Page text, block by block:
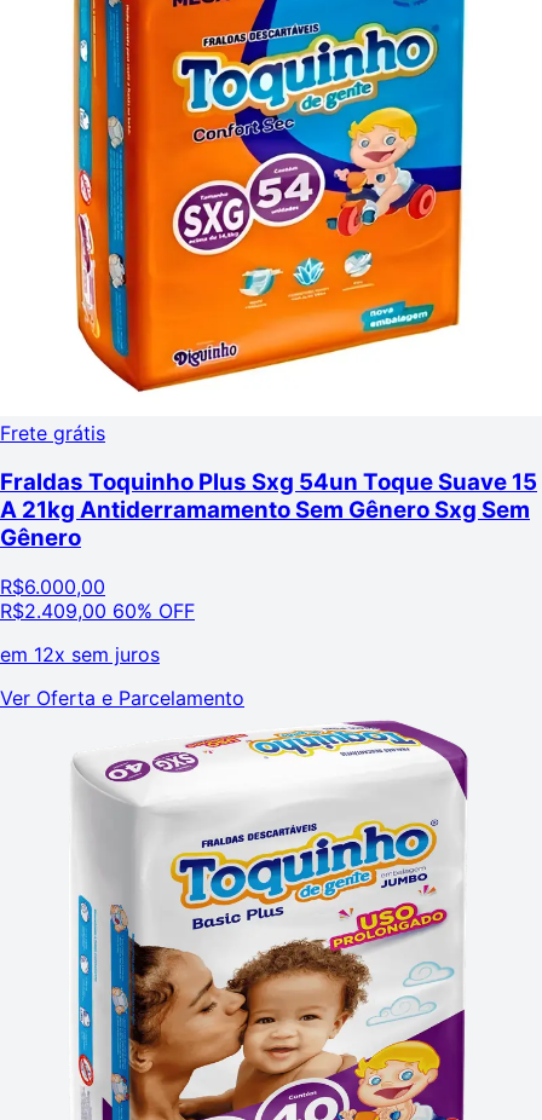
Frete grátis
Fraldas Toquinho Plus Sxg 54un Toque Suave 15
A 21kg Antiderramamento Sem Gênero Sxg Sem
Gênero
R$6.000,00
R$2.409,00 60% OFF
em 12x sem juros
Ver Oferta e Parcelamento